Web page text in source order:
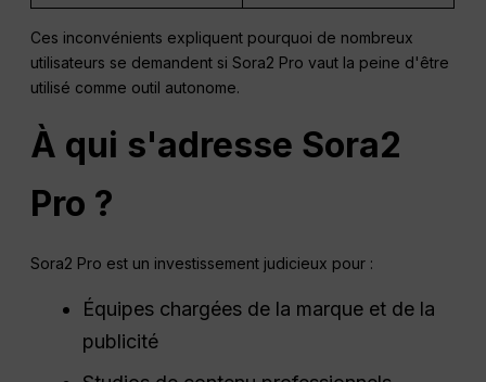
Ces inconvénients expliquent pourquoi de nombreux
utilisateurs se demandent si Sora2 Pro vaut la peine d'être
utilisé comme outil autonome.
À qui s'adresse Sora2
Pro ?
Sora2 Pro est un investissement judicieux pour :
Équipes chargées de la marque et de la
publicité